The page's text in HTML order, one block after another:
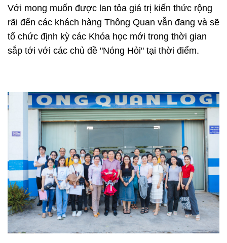
Với mong muốn được lan tỏa giá trị kiến thức rộng
rãi đến các khách hàng Thông Quan vẫn đang và sẽ
tổ chức định kỳ các Khóa học mới trong thời gian
sắp tới với các chủ đề "Nóng Hỏi" tại thời điểm.